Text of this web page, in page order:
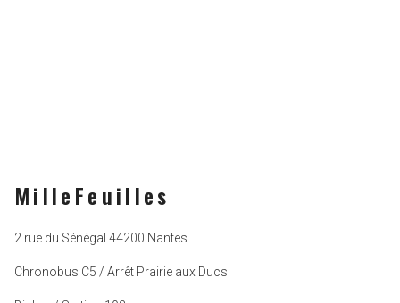
MilleFeuilles
2 rue du Sénégal 44200 Nantes
Chronobus C5 / Arrêt Prairie aux Ducs